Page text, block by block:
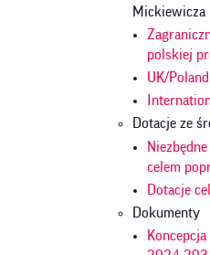
Mickiewicza
polskiej
UK/
Dotacje ze
celem
Dotacje
Dokumenty